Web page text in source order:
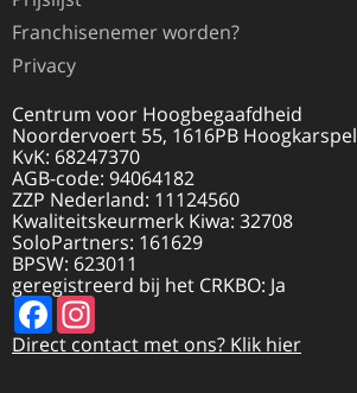
Franchisenemer worden?
Privacy
Centrum voor Hoogbegaafdheid
Noordervoert 55, 1616PB Hoogkarspel
KvK: 68247370
AGB-code: 94064182
ZZP Nederland: 11124560
Kwaliteitskeurmerk Kiwa: 32708
SoloPartners: 161629
BPSW: 623011
geregistreerd bij het CRKBO: Ja
FacebookInstagram
Direct contact met ons? Klik hier